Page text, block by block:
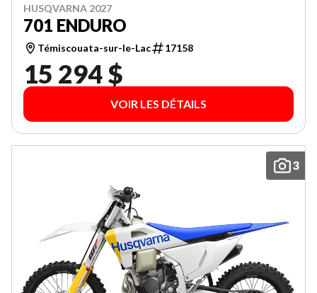
HUSQVARNA 2027
701 ENDURO
Témiscouata-sur-le-Lac 17158
15 294 $
VOIR LES DÉTAILS
3